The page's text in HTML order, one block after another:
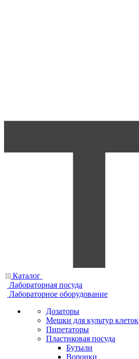
Каталог
Лабораторная посуда
Лабораторное оборудование
Дозаторы
Мешки для культур клеток
Пипетаторы
Пластиковая посуда
Бутыли
Воронки